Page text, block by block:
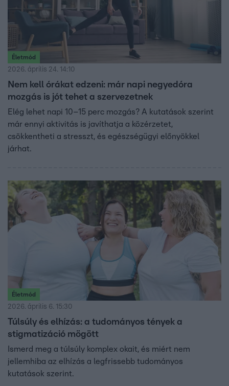
Életmód
2026. április 24. 14:10
Nem kell órákat edzeni: már napi negyedóra
mozgás is jót tehet a szervezetnek
Elég lehet napi 10–15 perc mozgás? A kutatások szerint
már ennyi aktivitás is javíthatja a közérzetet,
csökkentheti a stresszt, és egészségügyi előnyökkel
járhat.
Életmód
2026. április 6. 15:30
Túlsúly és elhízás: a tudományos tények a
stigmatizáció mögött
Ismerd meg a túlsúly komplex okait, és miért nem
jellemhiba az elhízás a legfrissebb tudományos
kutatások szerint.